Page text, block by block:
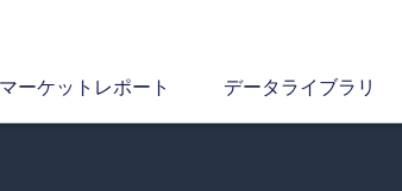
マーケットレポート データライブラリ